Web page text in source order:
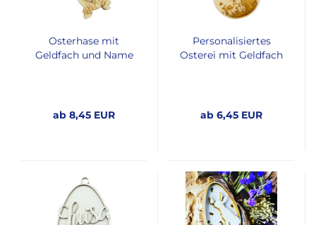
Osterhase mit
Geldfach und Name
ab 8,45 EUR
Personalisiertes
Osterei mit Geldfach
ab 6,45 EUR